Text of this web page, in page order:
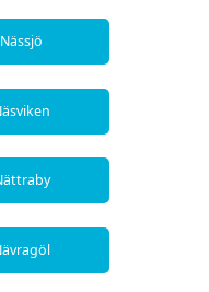
Nässjö